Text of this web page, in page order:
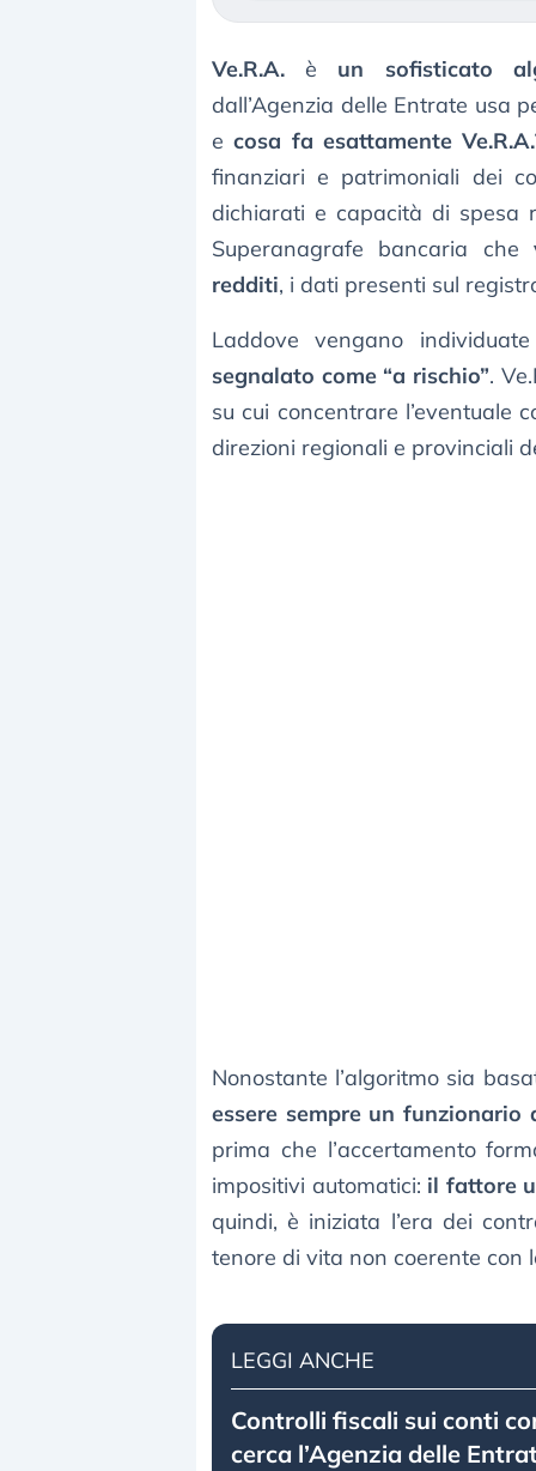
Ve.R.A. è un sofisticato
dall’Agenzia delle Entrate usa
ecosa fa esattamente
finanziari e patrimoniali dei
dichiarati e capacità di spesa
Superanagrafe bancaria che
redditi, i dati presenti sul
Laddove vengano individuate
segnalato come “a rischio”.
su cui concentrare l’eventuale
direzioni regionali e provinciali
Nonostante l’algoritmo sia
essere sempre un funzionario
prima che l’accertamento
impositivi automatici: il fattore
quindi, è iniziata l’era dei
tenore di vita non coerente con
LEGGI ANCHE
Controlli fiscali sui conti
cerca l’Agenzia delle